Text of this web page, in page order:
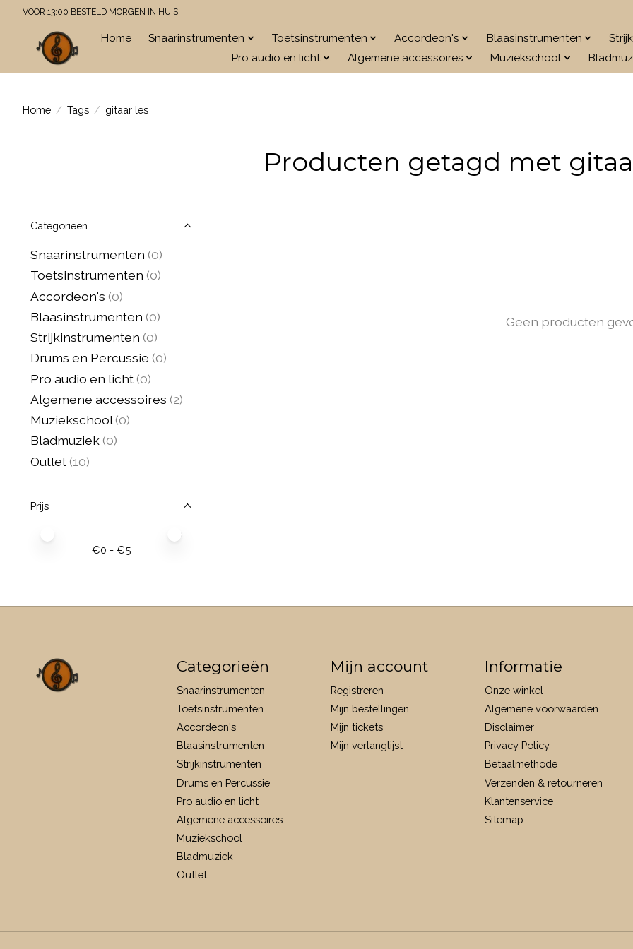
VOOR 13:00 BESTELD MORGEN IN HUIS
Home Snaarinstrumenten Toetsinstrumenten Accordeon's Blaasinstrumenten
Pro audio en licht
Algemene accessoires Muziekschool
Home / Tags / gitaar les
Producten getagd met
Categorieën
Snaarinstrumenten (0)
Toetsinstrumenten (0)
Accordeon's (0)
Blaasinstrumenten (0)
Strijkinstrumenten (0)
Drums en Percussie (0)
Pro audio en licht (0)
Algemene accessoires (2)
Muziekschool (0)
Bladmuziek (0)
Outlet (10)
Prijs
€0 - €5
Geen producten
Categorieën
Snaarinstrumenten
Toetsinstrumenten
Accordeon's
Blaasinstrumenten
Strijkinstrumenten
Drums en Percussie
Pro audio en licht
Algemene accessoires
Muziekschool
Bladmuziek
Outlet
Mijn account
Registreren
Mijn bestellingen
Mijn tickets
Mijn verlanglijst
Informatie
Onze winkel
Algemene voorwaarden
Disclaimer
Privacy Policy
Betaalmethode
Verzenden & retourneren
Klantenservice
Sitemap